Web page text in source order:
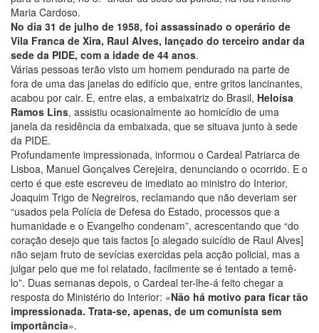
Maria Cardoso.
No dia 31 de julho de 1958, foi assassinado o operário de
Vila Franca de Xira, Raul Alves, lançado do terceiro andar da
sede da PIDE, com a idade de 44 anos.
Várias pessoas terão visto um homem pendurado na parte de
fora de uma das janelas do edifício que, entre gritos lancinantes,
acabou por cair. E, entre elas, a embaixatriz do Brasil, Heloísa
Ramos Lins, assistiu ocasionalmente ao homicídio de uma
janela da residência da embaixada, que se situava junto à sede
da PIDE.
Profundamente impressionada, informou o Cardeal Patriarca de
Lisboa, Manuel Gonçalves Cerejeira, denunciando o ocorrido. E o
certo é que este escreveu de imediato ao ministro do Interior,
Joaquim Trigo de Negreiros, reclamando que não deveriam ser
“usados pela Polícia de Defesa do Estado, processos que a
humanidade e o Evangelho condenam”, acrescentando que “do
coração desejo que tais factos [o alegado suicídio de Raul Alves]
não sejam fruto de sevícias exercidas pela acção policial, mas a
julgar pelo que me foi relatado, facilmente se é tentado a temê-
lo”. Duas semanas depois, o Cardeal ter-lhe-á feito chegar a
resposta do Ministério do Interior: «Não há motivo para ficar tão
impressionada. Trata-se, apenas, de um comunista sem
importância».